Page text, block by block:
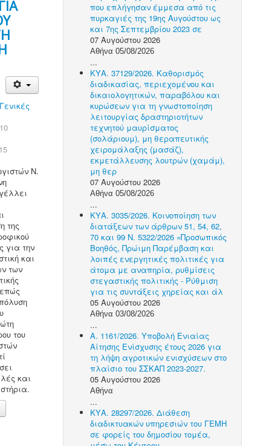
Ν.
της
για την
και
των
του
και
που επλήγησαν έμμεσα από τις
πυρκαγιές της 19ης Αυγούστου ως
και 7ης Σεπτεμβρίου 2023 σε
07 Αυγούστου 2026
Αθήνα 05/08/2026
...
ΚΥΑ. 37129/2026. Καθορισμός
διαδικασίας, περιεχομένου και
δικαιολογητικών, παραβόλου και
κυρώσεων για τη γνωστοποίηση
λειτουργίας δραστηριοτήτων
τεχνητού μαυρίσματος
(σολάριουμ), μη θεραπευτικής
χειρομάλαξης (μασάζ),
εκμετάλλευσης λουτρών (χαμάμ),
μη θερ
07 Αυγούστου 2026
Αθήνα 05/08/2026
...
ΚΥΑ. 3035/2026. Κοινοποίηση των
διατάξεων των άρθρων 51, 54, 62,
70 και 99 Ν. 5322/2026 «Προσωπικός
Βοηθός, Πρώιμη Παρέμβαση και
λοιπές ενεργητικές πολιτικές για
άτομα με αναπηρία, ρυθμίσεις
στεγαστικής πολιτικής - Ρύθμιση
για τις συντάξεις χηρείας και άλ
05 Αυγούστου 2026
Αθήνα 03/08/2026
...
Α. 1161/2026. Υποβολή Ενιαίας
Αίτησης Ενίσχυσης έτους 2026 για
τη λήψη αγροτικών ενισχύσεων στο
πλαίσιο του ΣΣΚΑΠ 2023-2027.
05 Αυγούστου 2026
Αθήνα
...
ΚΥΑ. 28297/2026. Διάθεση
διαδικτυακών υπηρεσιών του ΓΕΜΗ
σε φορείς του δημοσίου τομέα,